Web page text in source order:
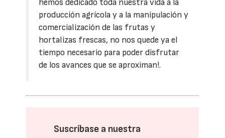
hemos dedicado toda nuestra vida a la
producción agrícola y a la manipulación y
comercialización de las frutas y
hortalizas frescas, no nos quede ya el
tiempo necesario para poder disfrutar
de los avances que se aproximan!.
Suscríbase a nuestra